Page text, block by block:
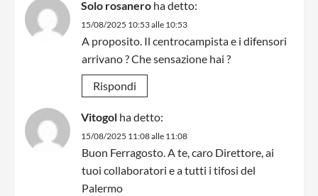
Solo rosanero ha detto:
15/08/2025 10:53 alle 10:53
A proposito. Il centrocampista e i difensori
arrivano ? Che sensazione hai ?
Rispondi
Vitogol ha detto:
15/08/2025 11:08 alle 11:08
Buon Ferragosto. A te, caro Direttore, ai
tuoi collaboratori e a tutti i tifosi del
Palermo